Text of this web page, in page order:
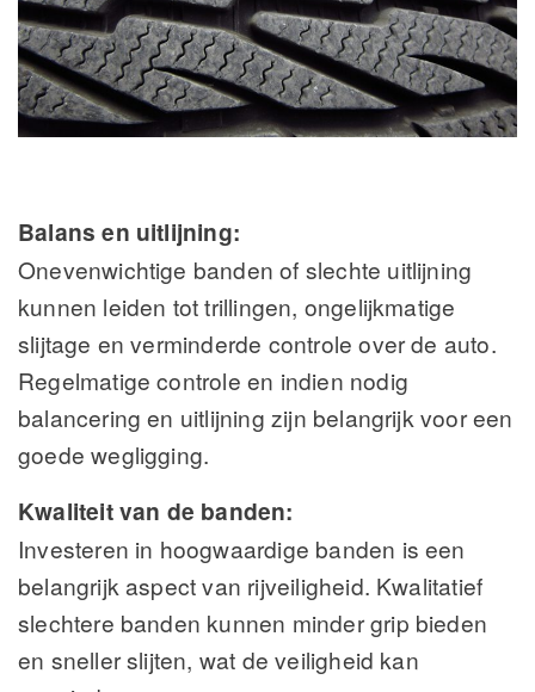
Balans en uitlijning:
Onevenwichtige banden of slechte uitlijning
kunnen leiden tot trillingen, ongelijkmatige
slijtage en verminderde controle over de auto.
Regelmatige controle en indien nodig
balancering en uitlijning zijn belangrijk voor een
goede wegligging.
Kwaliteit van de banden:
Investeren in hoogwaardige banden is een
belangrijk aspect van rijveiligheid. Kwalitatief
slechtere banden kunnen minder grip bieden
en sneller slijten, wat de veiligheid kan